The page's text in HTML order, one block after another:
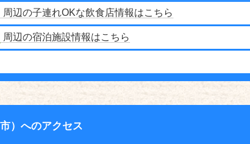
周辺の子連れOKな飲食店情報はこちら
周辺の宿泊施設情報はこちら
）へのアクセス